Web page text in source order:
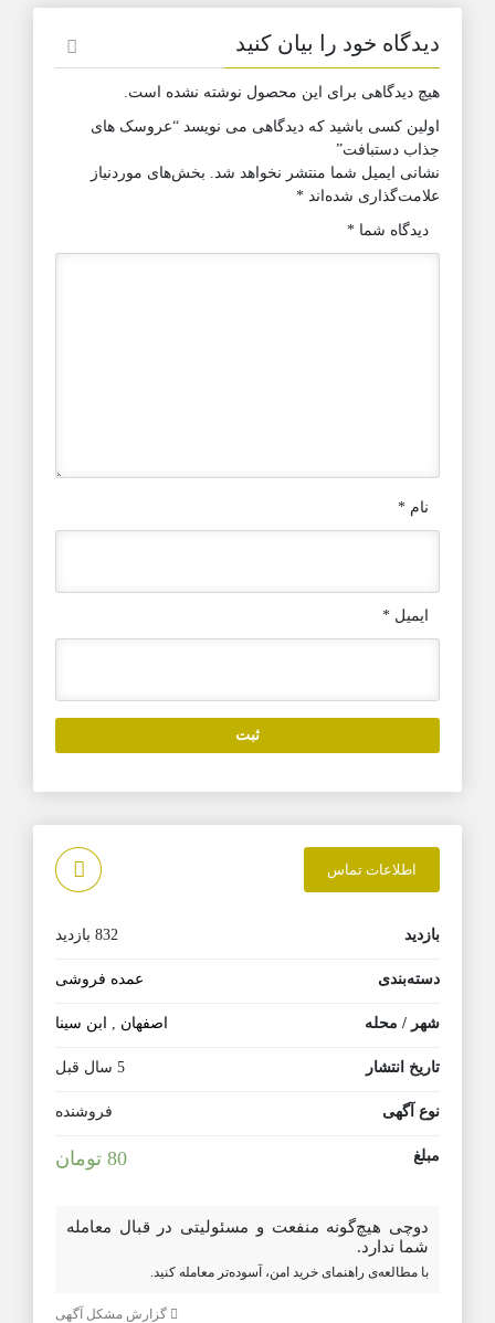
دیدگاه خود را بیان کنید
هیچ دیدگاهی برای این محصول نوشته نشده است.
اولین کسی باشید که دیدگاهی می نویسد “عروسک های
جذاب دستبافت”
نشانی ایمیل شما منتشر نخواهد شد. بخش‌های موردنیاز
علامت‌گذاری شده‌اند *
دیدگاه شما *
نام *
ایمیل *
اطلاعات تماس
بازدید 832 بازدید
دسته‌بندی عمده فروشی
شهر / محله اصفهان ابن سینا
تاریخ انتشار 5 سال قبل
نوع آگهی فروشنده
مبلغ 80 تومان
دوچی هیچ‌گونه منفعت و مسئولیتی در قبال معامله
شما ندارد.
با مطالعه‌ی راهنمای خرید امن، آسوده‌تر معامله کنید.
گزارش مشکل آگهی